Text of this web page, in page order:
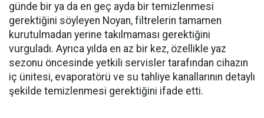
günde bir ya da en geç ayda bir temizlenmesi
gerektiğini söyleyen Noyan, filtrelerin tamamen
kurutulmadan yerine takılmaması gerektiğini
vurguladı. Ayrıca yılda en az bir kez, özellikle yaz
sezonu öncesinde yetkili servisler tarafından cihazın
iç ünitesi, evaporatörü ve su tahliye kanallarının detaylı
şekilde temizlenmesi gerektiğini ifade etti.